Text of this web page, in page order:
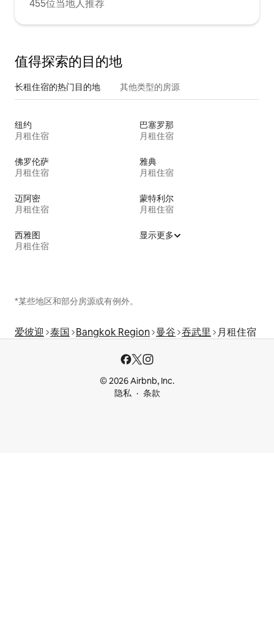
455位当地人推荐
值得探索的目的地
长租住宿的热门目的地 其他类型的房源
纽约
月租住宿
巴塞罗那
月租住宿
佛罗伦萨
月租住宿
雅典
月租住宿
迈阿密
月租住宿
蒙特利尔
月租住宿
西雅图
月租住宿
显示更多
*某些地区和部分房源或有例外。
爱彼迎 泰国 Bangkok Region 曼谷 吞武里 月租住宿
© 2026 Airbnb, Inc.
隐私
条款